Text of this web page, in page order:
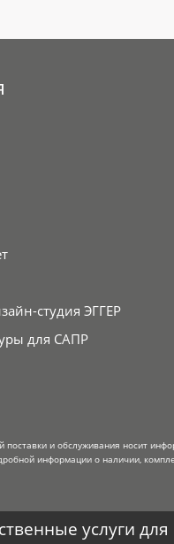
студия ЭГГЕР
для САПР
и обслуживания носит
информации о наличии,
услуги